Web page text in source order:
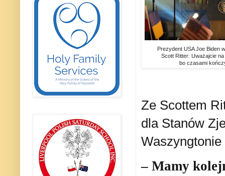
Prezydent USA Joe Biden
Scott Ritter: Uważajcie
bo czasami
Ze Scottem
dla Stanów
– Mamy